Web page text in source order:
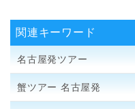
関連キーワード
名古屋発ツアー
蟹ツアー 名古屋発